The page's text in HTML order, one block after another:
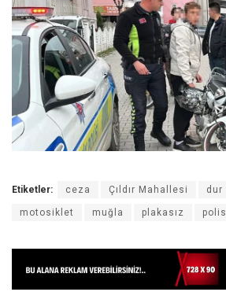
Etiketler: ceza Çıldır Mahallesi dur
motosiklet muğla plakasız polis